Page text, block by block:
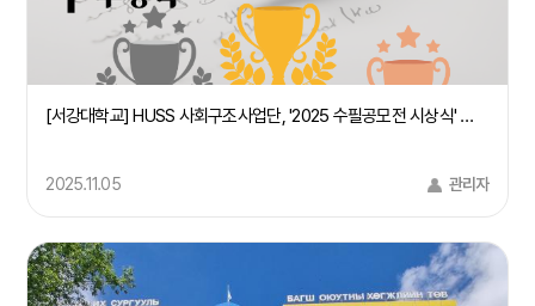
[서강대학교] HUSS 사회구조사업단, '2025 수필공모전 시상식' 개최(25.10.29)
2025.11.05 관리자